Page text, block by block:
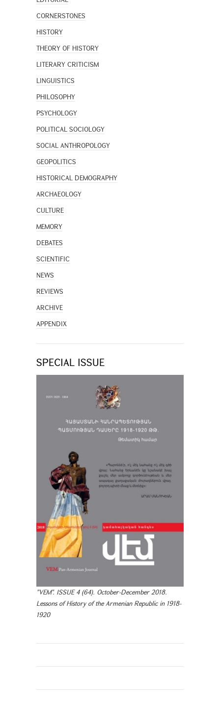
CORNERSTONES
HISTORY
THEORY OF HISTORY
LITERARY CRITICISM
LINGUISTICS
PHILOSOPHY
PSYCHOLOGY
POLITICAL SOCIOLOGY
SOCIAL ANTHROPOLOGY
GEOPOLITICS
HISTORICAL DEMOGRAPHY
ARCHAEOLOGY
CULTURE
MEMORY
DEBATES
SCIENTIFIC
NEWS
REVIEWS
ARCHIVE
APPENDIX
SPECIAL ISSUE
"VEM". ISSUE 4 (64). October-December 2018.
Lessons of History of the Armenian Republic in 1918-
1920